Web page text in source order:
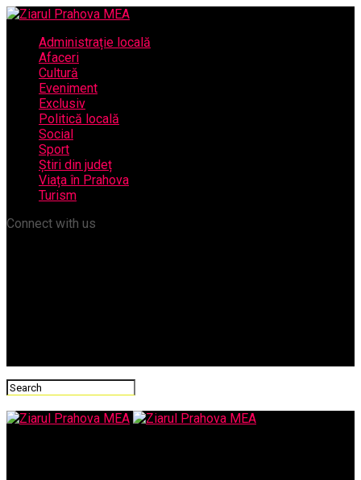
Administrație locală
Afaceri
Cultură
Eveniment
Exclusiv
Politică locală
Social
Sport
Știri din județ
Viața în Prahova
Turism
Connect with us